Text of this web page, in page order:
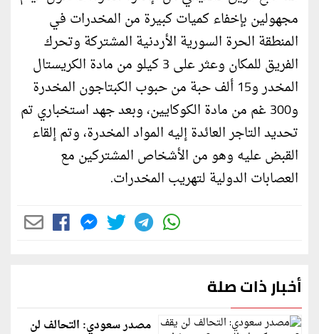
مجهولين بإخفاء كميات كبيرة من المخدرات في
المنطقة الحرة السورية الأردنية المشتركة وتحرك
الفريق للمكان وعثر على 3 كيلو من مادة الكريستال
المخدر و15 ألف حبة من حبوب الكبتاجون المخدرة
و300 غم من مادة الكوكايين، وبعد جهد استخباري تم
تحديد التاجر العائدة إليه المواد المخدرة، وتم إلقاء
القبض عليه وهو من الأشخاص المشتركين مع
العصابات الدولية لتهريب المخدرات.
أخبار ذات صلة
مصدر سعودي: التحالف لن